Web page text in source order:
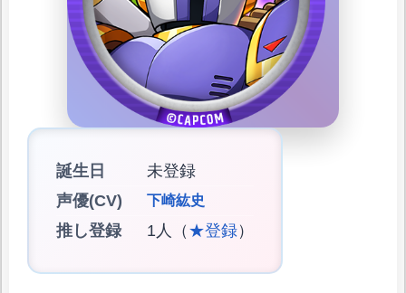
誕生日
未登録
声優(CV)
下崎紘史
推し登録 1人（ ★登録）